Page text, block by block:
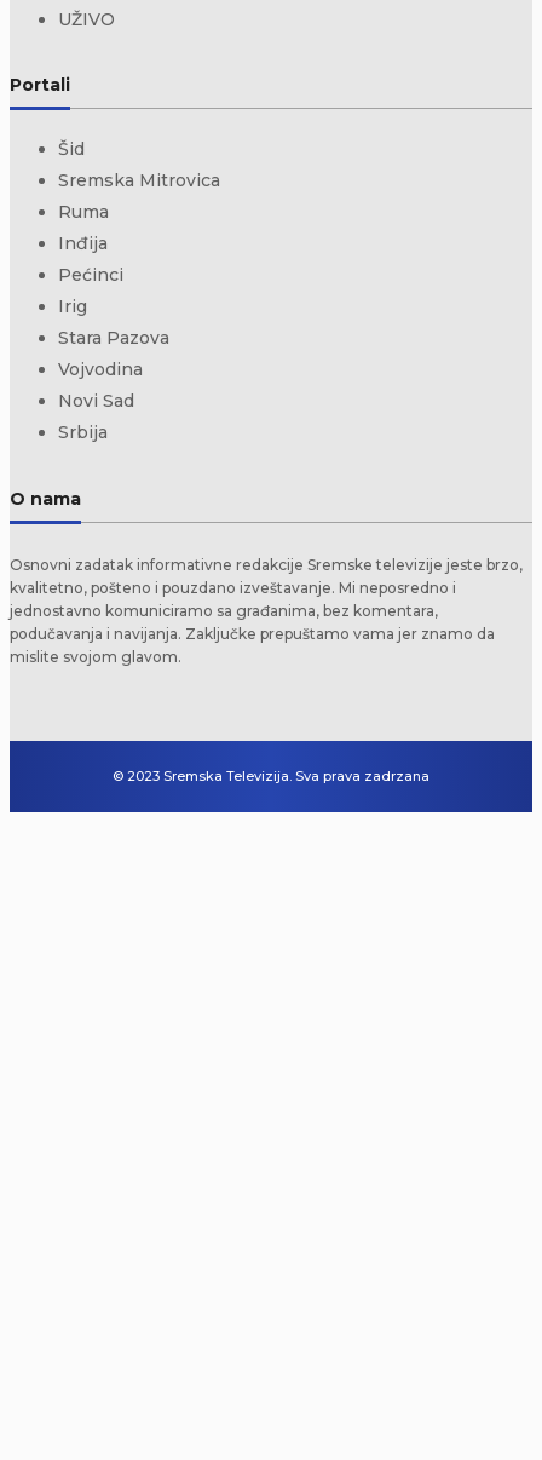
UŽIVO
Portali
Šid
Sremska Mitrovica
Ruma
Inđija
Pećinci
Irig
Stara Pazova
Vojvodina
Novi Sad
Srbija
O nama
Osnovni zadatak informativne redakcije Sremske televizije jeste brzo,
kvalitetno, pošteno i pouzdano izveštavanje. Mi neposredno i
jednostavno komuniciramo sa građanima, bez komentara,
podučavanja i navijanja. Zaključke prepuštamo vama jer znamo da
mislite svojom glavom.
© 2023 Sremska Televizija. Sva prava zadrzana